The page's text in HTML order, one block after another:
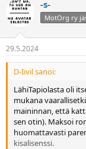
-s-
MotOrg ry
29.5.2024
D-Iivil sanoi:
LähiTapiolasta oli
mukana
maininnan, että
sen otin). Maksoi
huomattavasti
kisalisenssi.